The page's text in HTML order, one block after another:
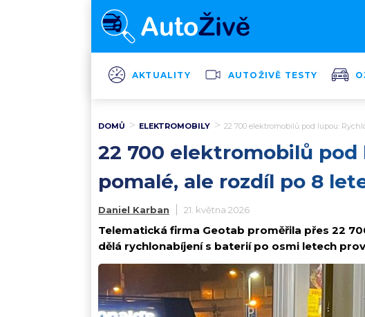
AKTUALITY AUTOŽIVĚ TESTY
DOMŮ ELEKTROMOBILY 22 700 elektromobilů pod lupou:
22 700 elektromobilů
pomalé, ale rozdíl po 8
Daniel Karban 21. května 2026
Telematická firma Geotab proměřila přes 22
dělá rychlonabíjení s baterií po osmi letech